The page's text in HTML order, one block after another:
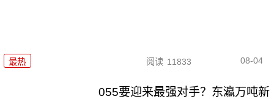
最热 阅读 11833 08-04
055要迎来最强对手？东瀛万吨新